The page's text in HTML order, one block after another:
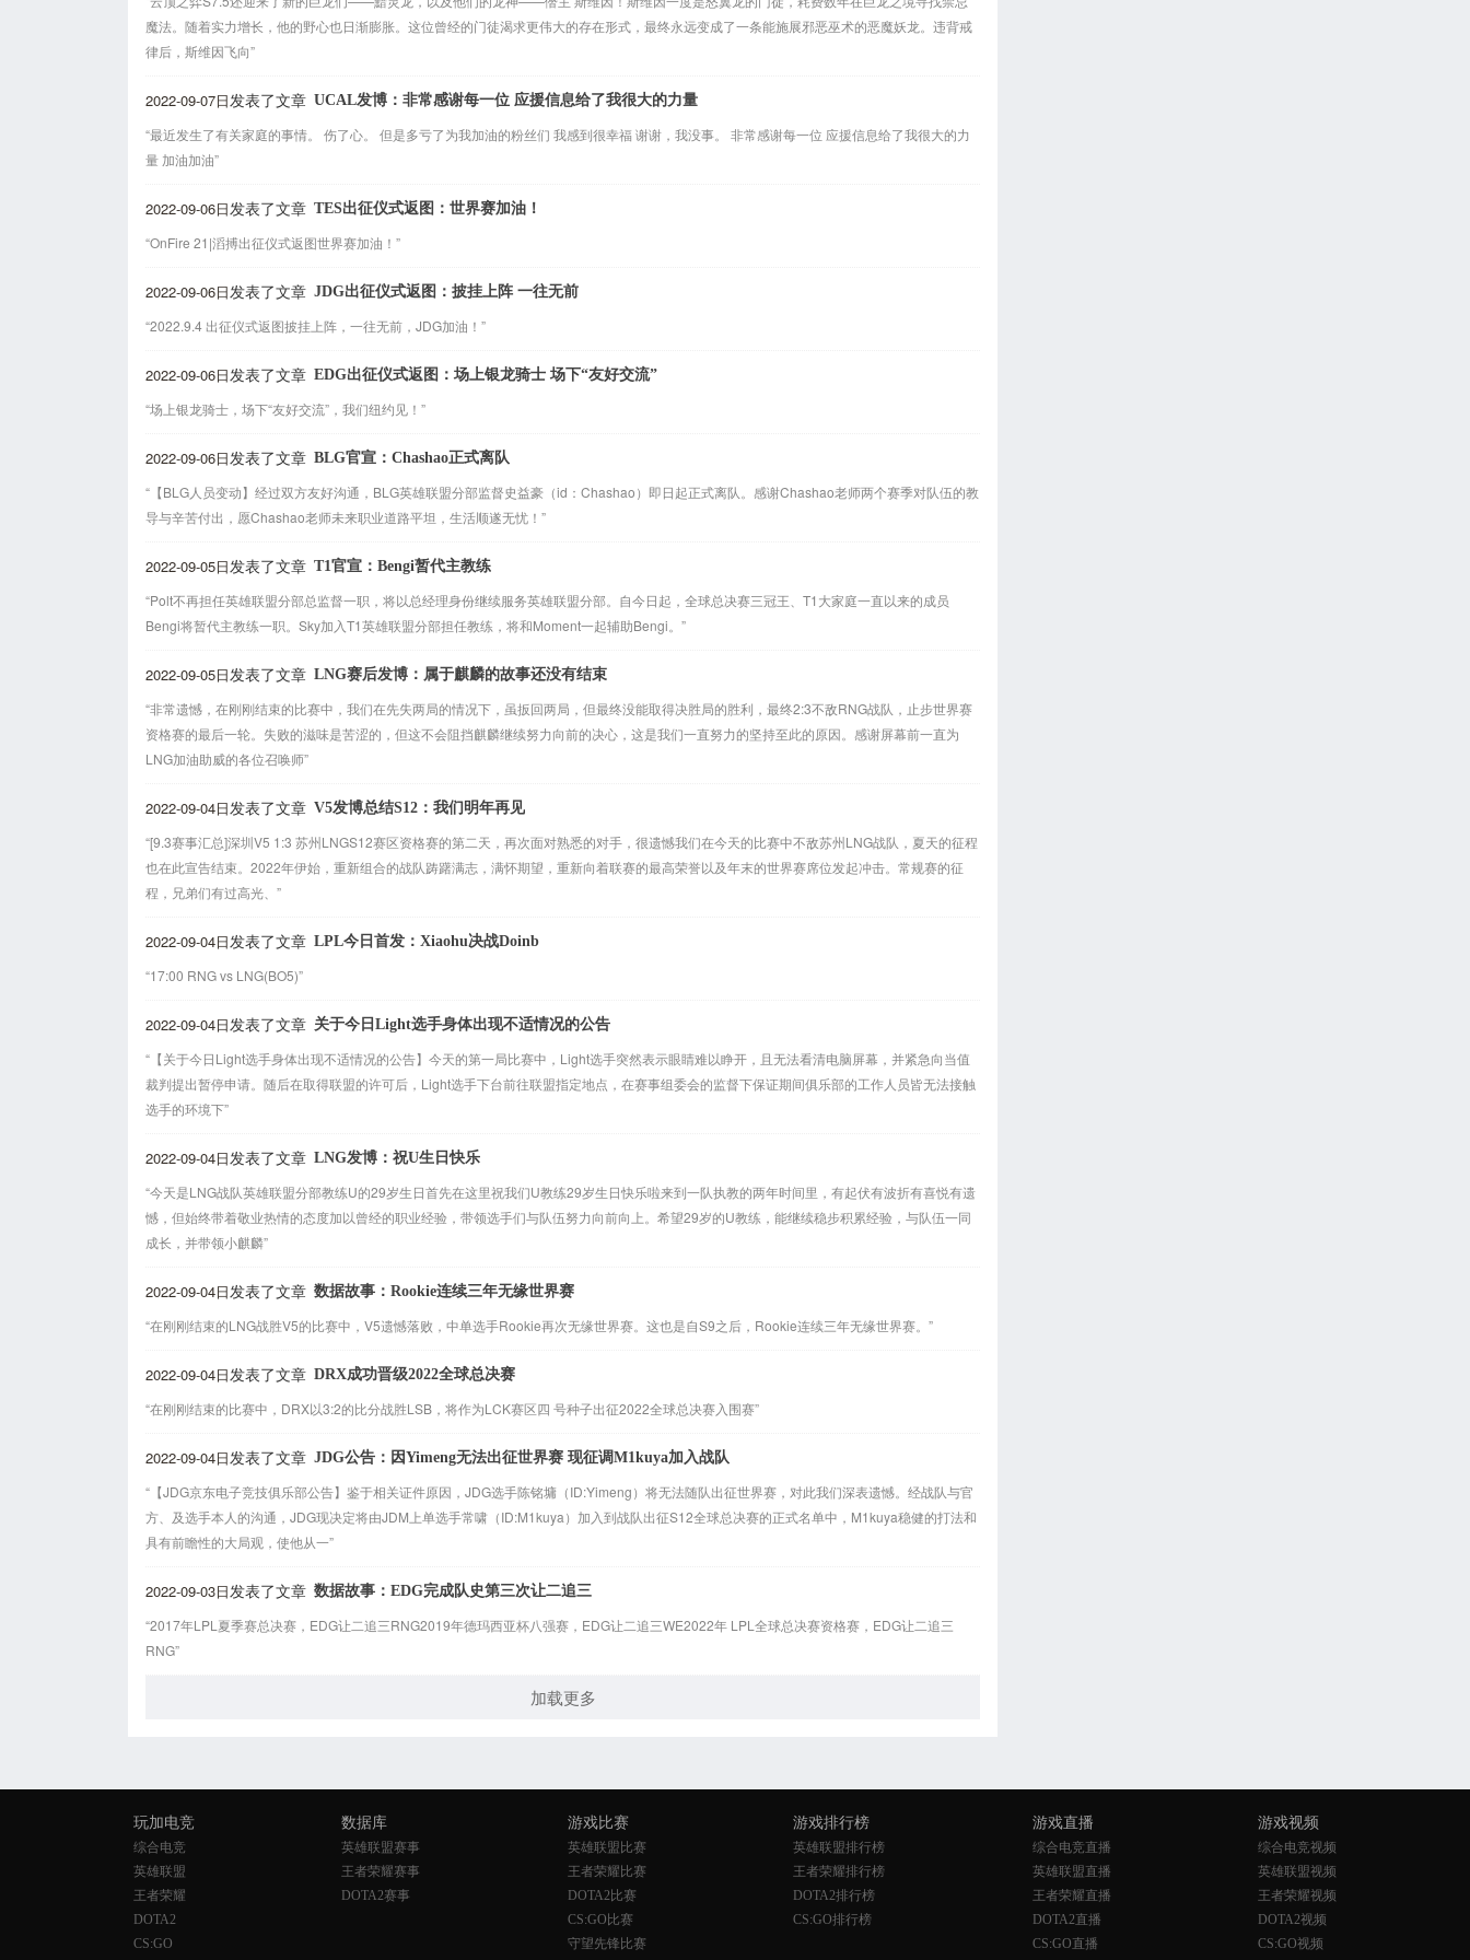
魔法。随着实力增长，他的野心也日渐膨胀。这位曾经的门徒渴求更伟大的存在形式，最终永远变成了一条能施展邪恶巫术的恶魔妖龙。违背戒
律后，斯维因飞向”
2022-09-07日发表了文章 UCAL发博：非常感谢每一位 应援信息给了我很大的力量
“最近发生了有关家庭的事情。 伤了心。 但是多亏了为我加油的粉丝们 我感到很幸福 谢谢，我没事。 非常感谢每一位 应援信息给了我很大的力
量 加油加油”
2022-09-06日发表了文章 TES出征仪式返图：世界赛加油！
“OnFire 21|滔搏出征仪式返图世界赛加油！”
2022-09-06日发表了文章 JDG出征仪式返图：披挂上阵 一往无前
“2022.9.4 出征仪式返图披挂上阵，一往无前，JDG加油！”
2022-09-06日发表了文章 EDG出征仪式返图：场上银龙骑士 场下“友好交流”
“场上银龙骑士，场下“友好交流”，我们纽约见！”
2022-09-06日发表了文章 BLG官宣：Chashao正式离队
“【BLG人员变动】经过双方友好沟通，BLG英雄联盟分部监督史益豪（id：Chashao）即日起正式离队。感谢Chashao老师两个赛季对队伍的教
导与辛苦付出，愿Chashao老师未来职业道路平坦，生活顺遂无忧！”
2022-09-05日发表了文章 T1官宣：Bengi暂代主教练
“Polt不再担任英雄联盟分部总监督一职，将以总经理身份继续服务英雄联盟分部。自今日起，全球总决赛三冠王、T1大家庭一直以来的成员
Bengi将暂代主教练一职。Sky加入T1英雄联盟分部担任教练，将和Moment一起辅助Bengi。”
2022-09-05日发表了文章 LNG赛后发博：属于麒麟的故事还没有结束
“非常遗憾，在刚刚结束的比赛中，我们在先失两局的情况下，虽扳回两局，但最终没能取得决胜局的胜利，最终2:3不敌RNG战队，止步世界赛
资格赛的最后一轮。失败的滋味是苦涩的，但这不会阻挡麒麟继续努力向前的决心，这是我们一直努力的坚持至此的原因。感谢屏幕前一直为
LNG加油助威的各位召唤师”
2022-09-04日发表了文章 V5发博总结S12：我们明年再见
“[9.3赛事汇总]深圳V5 1:3 苏州LNGS12赛区资格赛的第二天，再次面对熟悉的对手，很遗憾我们在今天的比赛中不敌苏州LNG战队，夏天的征程
也在此宣告结束。2022年伊始，重新组合的战队踌躇满志，满怀期望，重新向着联赛的最高荣誉以及年末的世界赛席位发起冲击。常规赛的征
程，兄弟们有过高光、”
2022-09-04日发表了文章 LPL今日首发：Xiaohu决战Doinb
“17:00 RNG vs LNG(BO5)”
2022-09-04日发表了文章 关于今日Light选手身体出现不适情况的公告
“【关于今日Light选手身体出现不适情况的公告】今天的第一局比赛中，Light选手突然表示眼睛难以睁开，且无法看清电脑屏幕，并紧急向当值
裁判提出暂停申请。随后在取得联盟的许可后，Light选手下台前往联盟指定地点，在赛事组委会的监督下保证期间俱乐部的工作人员皆无法接触
选手的环境下”
2022-09-04日发表了文章 LNG发博：祝U生日快乐
“今天是LNG战队英雄联盟分部教练U的29岁生日首先在这里祝我们U教练29岁生日快乐啦来到一队执教的两年时间里，有起伏有波折有喜悦有遗
憾，但始终带着敬业热情的态度加以曾经的职业经验，带领选手们与队伍努力向前向上。希望29岁的U教练，能继续稳步积累经验，与队伍一同
成长，并带领小麒麟”
2022-09-04日发表了文章 数据故事：Rookie连续三年无缘世界赛
“在刚刚结束的LNG战胜V5的比赛中，V5遗憾落败，中单选手Rookie再次无缘世界赛。这也是自S9之后，Rookie连续三年无缘世界赛。”
2022-09-04日发表了文章 DRX成功晋级2022全球总决赛
“在刚刚结束的比赛中，DRX以3:2的比分战胜LSB，将作为LCK赛区四 号种子出征2022全球总决赛入围赛”
2022-09-04日发表了文章 JDG公告：因Yimeng无法出征世界赛 现征调M1kuya加入战队
“【JDG京东电子竞技俱乐部公告】鉴于相关证件原因，JDG选手陈铭墉（ID:Yimeng）将无法随队出征世界赛，对此我们深表遗憾。经战队与官
方、及选手本人的沟通，JDG现决定将由JDM上单选手常啸（ID:M1kuya）加入到战队出征S12全球总决赛的正式名单中，M1kuya稳健的打法和
具有前瞻性的大局观，使他从一”
2022-09-03日发表了文章 数据故事：EDG完成队史第三次让二追三
“2017年LPL夏季赛总决赛，EDG让二追三RNG2019年德玛西亚杯八强赛，EDG让二追三WE2022年 LPL全球总决赛资格赛，EDG让二追三
RNG”
加载更多
玩加电竞
综合电竞
英雄联盟
王者荣耀
DOTA2
CS:GO
数据库
英雄联盟赛事
王者荣耀赛事
DOTA2赛事
游戏比赛
英雄联盟比赛
王者荣耀比赛
DOTA2比赛
CS:GO比赛
守望先锋比赛
游戏排行榜
英雄联盟排行榜
王者荣耀排行榜
DOTA2排行榜
CS:GO排行榜
游戏直播
综合电竞直播
英雄联盟直播
王者荣耀直播
DOTA2直播
CS:GO直播
游戏视频
综合电竞视频
英雄联盟视频
王者荣耀视频
DOTA2视频
CS:GO视频